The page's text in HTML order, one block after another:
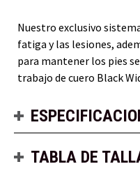
Nuestro exclusivo
fatiga y las lesiones,
para mantener los pies
trabajo de cuero Black
TABLA DE